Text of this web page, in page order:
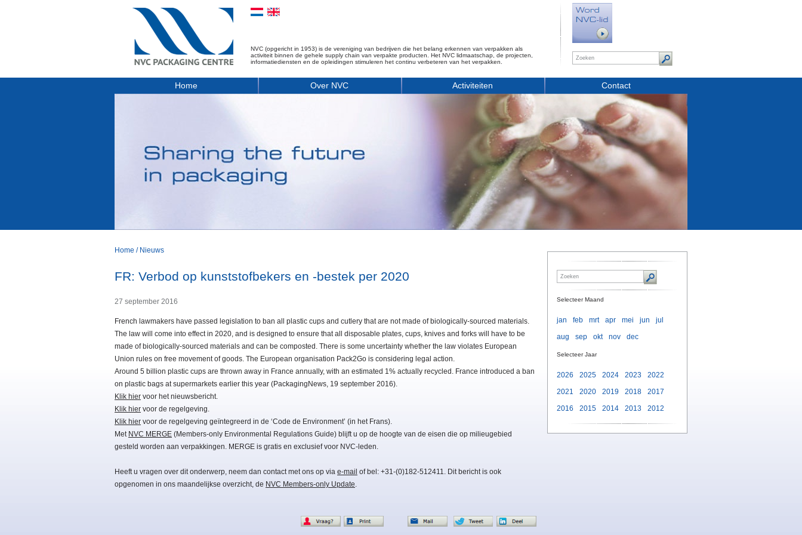
NVC (opgericht in 1953) is de vereniging van bedrijven die het belang erkennen van verpakken als
activiteit binnen de gehele supply chain van verpakte producten. Het NVC lidmaatschap, de projecten,
informatiediensten en de opleidingen stimuleren het continu verbeteren van het verpakken.
Home Over NVC Activiteiten Contact
Home / Nieuws
FR: Verbod op kunststofbekers en -bestek per 2020
27 september 2016
French lawmakers have passed legislation to ban all plastic cups and cutlery that are not made of biologically-sourced materials.
The law will come into effect in 2020, and is designed to ensure that all disposable plates, cups, knives and forks will have to be
made of biologically-sourced materials and can be composted. There is some uncertainty whether the law violates European
Union rules on free movement of goods. The European organisation Pack2Go is considering legal action.
Around 5 billion plastic cups are thrown away in France annually, with an estimated 1% actually recycled. France introduced a ban
on plastic bags at supermarkets earlier this year (PackagingNews, 19 september 2016).
Klik hier voor het nieuwsbericht.
Klik hier voor de regelgeving.
Klik hier voor de regelgeving geïntegreerd in de ‘Code de Environment’ (in het Frans).
Met NVC MERGE (Members-only Environmental Regulations Guide) blijft u op de hoogte van de eisen die op milieugebied
gesteld worden aan verpakkingen. MERGE is gratis en exclusief voor NVC-leden.
Heeft u vragen over dit onderwerp, neem dan contact met ons op via e-mail of bel: +31-(0)182-512411. Dit bericht is ook
opgenomen in ons maandelijkse overzicht, de NVC Members-only Update.
Selecteer Maand
jan feb mrt apr mei jun
jul
aug
sep okt nov dec
Selecteer Jaar
2026 2025 2024 2023
2022
2021
2020 2019 2018
2017
2016
2015 2014 2013 2012